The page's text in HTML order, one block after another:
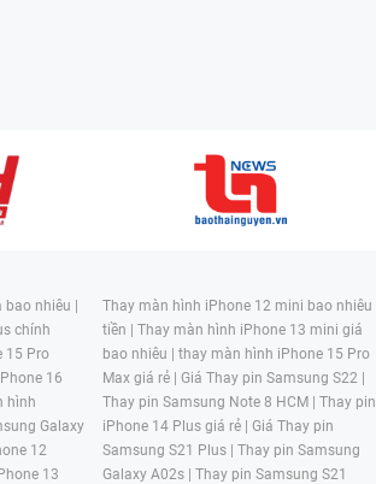
bao nhiêu |
chính
15 Pro
16
hình
Galaxy
12
13
Thay màn hình iPhone 12 mini bao nhiêu
tiền | Thay màn hình iPhone 13 mini giá
bao nhiêu | thay màn hình iPhone 15 Pro
Max giá rẻ | Giá Thay pin Samsung S22 |
Thay pin Samsung Note 8 HCM | Thay pin
iPhone 14 Plus giá rẻ | Giá Thay pin
Samsung S21 Plus | Thay pin Samsung
Galaxy A02s | Thay pin Samsung S21